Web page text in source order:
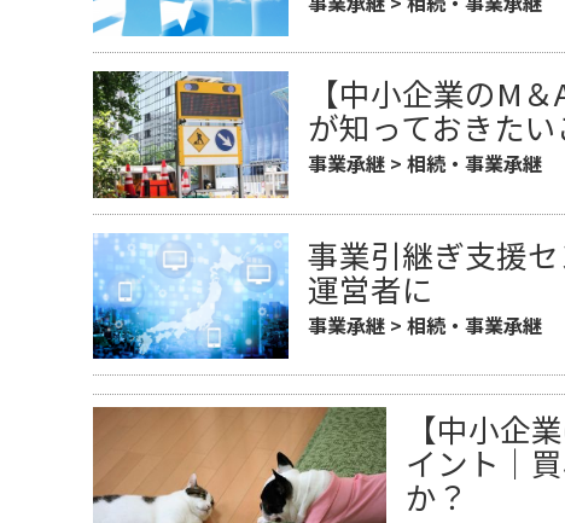
【中小企業のM
が知っておきたい
事業承継 >相続・事業承継
事業引継ぎ支援
運営者に
事業承継 >相続・事業承継
【中小企
イント｜
か？